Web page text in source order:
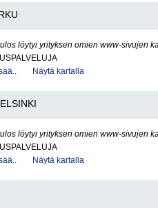
löytyi yrityksen omien www-sivujen
Näytä kartalla
löytyi yrityksen omien www-sivujen
Näytä kartalla